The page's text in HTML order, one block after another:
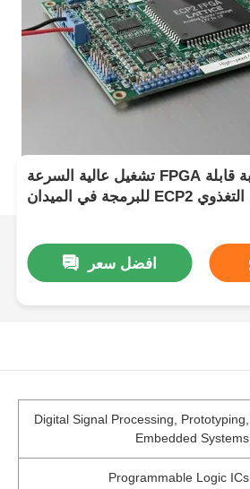
تشغيل عالية السرعة FPGA مجموعة بوابة قابلة
للبرمجة في الميدان ECP2 مع التيار التناظري التغذوي
افضل سعر
Digital Signal Processing, Prototyping,
Embedded Systems
Programmable Logic ICs